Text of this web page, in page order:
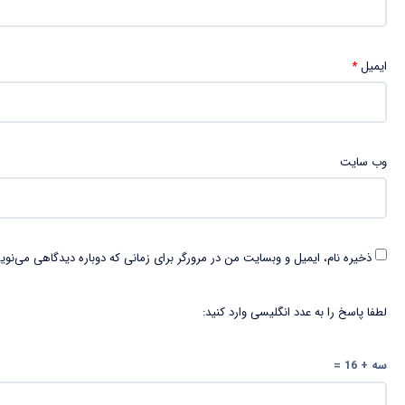
ایمیل*
وب‌ سایت
ذخیره نام، ایمیل و وبسایت من در مرورگر برای زمانی که دوباره دیدگاهی
لطفا پاسخ را به عدد انگلیسی وارد کنید:
سه + 16 =